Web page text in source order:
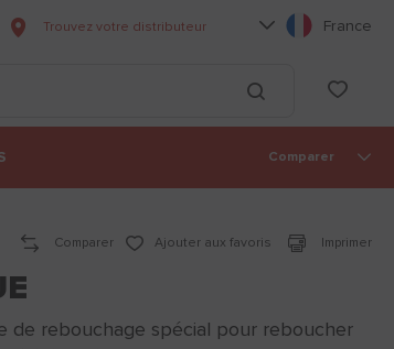
Trouvez votre distributeur Choisissez votre
France
Lancer la
Comparer
Comparer
Ajouter aux favoris Imprimer
de rebouchage spécial pour reboucher